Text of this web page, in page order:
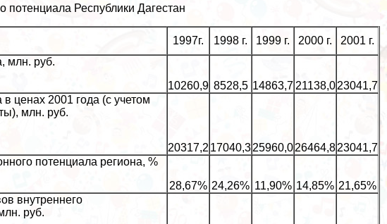
потенциала Республики Дагестан
1997г. 1998 г. 1999 г. 2000 г.
2001 г.
млн. руб.
10260,9 8528,5 14863,7 21138,0 23041,7
ценах 2001 года (с учетом
млн. руб.
20317,2 17040,325960,026464,823041,7
потенциала региона, %
28,67% 24,26% 11,90% 14,85% 21,65%
внутреннего
руб.